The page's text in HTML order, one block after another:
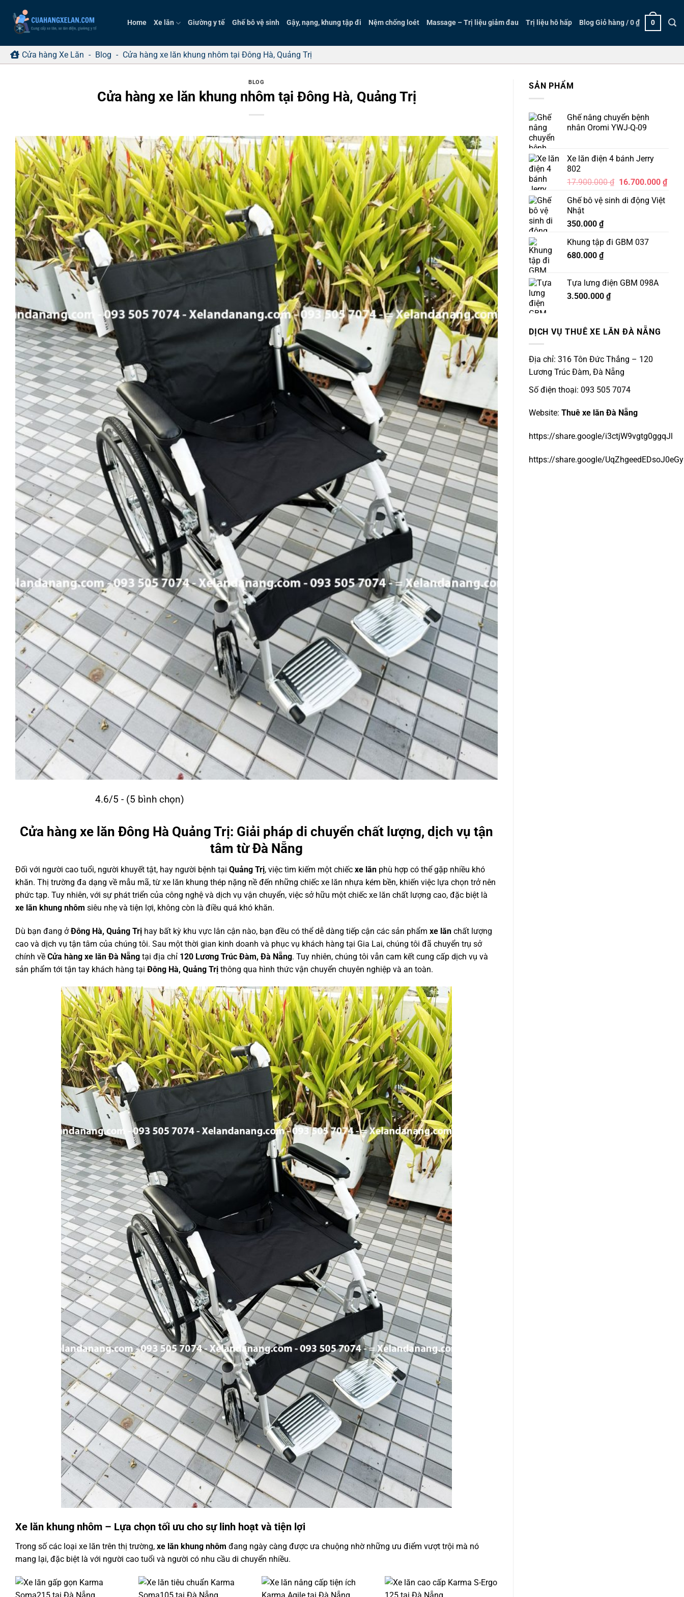
qua
dung
Home Xe lăn Giường y tế Ghế bô vệ sinh Gậy, nạng, khung tập đi Nệm chống loét Massage – Trị liệu giảm đau Trị liệu hô hấp BlogGiỏ hàng /0₫ 0
Cửa hàng Xe Lăn - Blog - Cửa hàng xe lăn khung nhôm tại Đông Hà, Quảng Trị
BLOG
Cửa hàng xe lăn khung nhôm tại Đông Hà, Quảng Trị
4.6/5 - (5 bình chọn)
Cửa hàng xe lăn Đông Hà Quảng Trị: Giải pháp di chuyển chất lượng, dịch vụ tận
tâm từ Đà Nẵng
Đối với người cao tuổi, người khuyết tật, hay người bệnh tại Quảng Trị, việc tìm kiếm một chiếc xe lăn phù hợp có thể gặp nhiều khó
khăn. Thị trường đa dạng về mẫu mã, từ xe lăn khung thép nặng nề đến những chiếc xe lăn nhựa kém bền, khiến việc lựa chọn trở nên
phức tạp. Tuy nhiên, với sự phát triển của công nghệ và dịch vụ vận chuyển, việc sở hữu một chiếc xe lăn chất lượng cao, đặc biệt là
xe lăn khung nhôm siêu nhẹ và tiện lợi, không còn là điều quá khó khăn.
Dù bạn đang ởĐông Hà, Quảng Trị hay bất kỳ khu vực lân cận nào, bạn đều có thể dễ dàng tiếp cận các sản phẩm xe lăn chất lượng
cao và dịch vụ tận tâm của chúng tôi. Sau một thời gian kinh doanh và phục vụ khách hàng tại Gia Lai, chúng tôi đã chuyển trụ sở
chính về Cửa hàng xe lăn Đà Nẵng tại địa chỉ 120 Lương Trúc Đàm, Đà Nẵng. Tuy nhiên, chúng tôi vẫn cam kết cung cấp dịch vụ và
sản phẩm tới tận tay khách hàng tại Đông Hà, Quảng Trị thông qua hình thức vận chuyển chuyên nghiệp và an toàn.
Xe lăn khung nhôm – Lựa chọn tối ưu cho sự linh hoạt và tiện lợi
Trong số các loại xe lăn trên thị trường, xe lăn khung nhôm đang ngày càng được ưa chuộng nhờ những ưu điểm vượt trội mà nó
mang lại, đặc biệt là với người cao tuổi và người có nhu cầu di chuyển nhiều.
SẢN PHẨM
Ghế nâng chuyển bệnh
nhân Oromi YWJ-Q-09
Xe lăn điện 4 bánh Jerry
802
17.900.000₫ Giá
là:
16.700.000 ₫Giá
Ghế bô vệ sinh di động Việt
Nhật
350.000 ₫
Khung tập đi GBM 037
680.000 ₫
Tựa lưng điện GBM 098A
3.500.000 ₫
DỊCH VỤ THUÊ XE LĂN ĐÀ NẴNG
Địa chỉ: 316 Tôn Đức Thắng – 120
Lương Trúc Đàm, Đà Nẵng
Số điện thoại: 093 505 7074
Website: Thuê xe lăn Đà Nẵng
https://share.google/i3ctjW9vgtg0ggqJl
https://share.google/UqZhgeedEDsoJ0eGy